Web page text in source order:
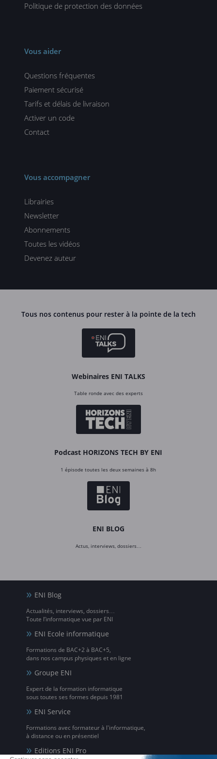
Politique de protection des données
Vous aider
Questions fréquentes
Paiement sécurisé
Tarifs et délais de livraison
Activer un code
Contact
Vous accompagner
Librairies
Newsletter
Abonnements
Toutes les vidéos
Devenez auteur
Tous nos contenus pour rester à la pointe de la tech
Webinaires ENI TALKS
Table ronde avec des experts
Podcast HORIZONS TECH BY ENI
1 épisode toutes les deux semaines à 8h
ENI BLOG
Actus, interviews, dossiers…
ENI Blog
Actualités, interviews, dossiers…
Toute l’informatique vue par ENI
ENI Ecole informatique
Formations de BAC+2 à BAC+5,
dans nos campus physiques et en ligne
Groupe ENI
Expert de la formation informatique
sous toutes ses formes depuis 1981
ENI Service
Formations avec formateur à l'informatique,
à distance ou en présentiel
Editions ENI Pro